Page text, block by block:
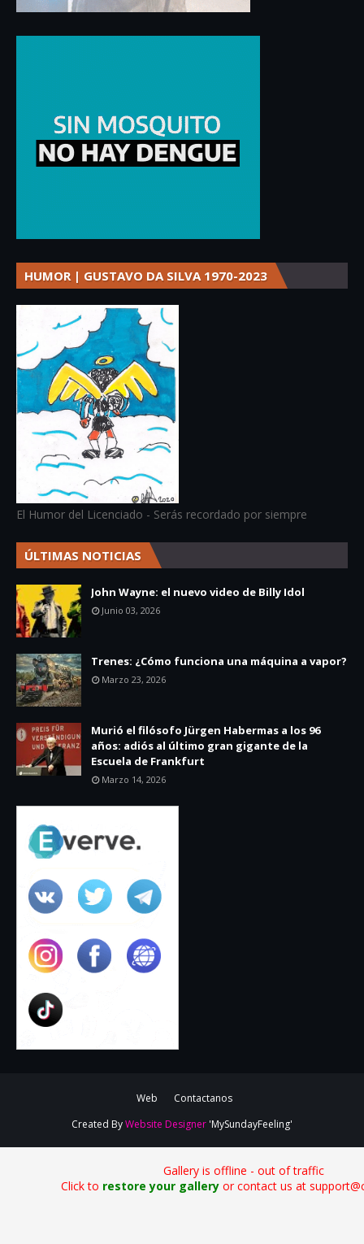
HUMOR | GUSTAVO DA SILVA 1970-2023
El Humor del Licenciado - Serás recordado por siempre
ÚLTIMAS NOTICIAS
John Wayne: el nuevo video de Billy Idol
Junio 03, 2026
Trenes: ¿Cómo funciona una máquina a vapor?
Marzo 23, 2026
Murió el filósofo Jürgen Habermas a los 96
años: adiós al último gran gigante de la
Escuela de Frankfurt
Marzo 14, 2026
Web
Contactanos
Created ByWebsite Designer 'MySundayFeeling'
Gallery is offline - out of traffic
Click to restore your galleryor contact us at